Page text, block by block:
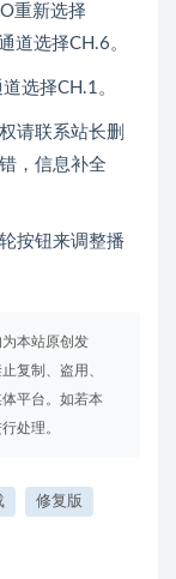
重新选择
道选择CH.6。
选择CH.1。
请联系站长删
，信息补全
按钮来调整播
本站原创发
复制、盗用、
平台。如若本
处理。
修复版